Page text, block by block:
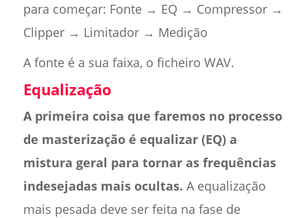
para começar: Fonte → EQ → Compressor →
Clipper → Limitador → Medição
A fonte é a sua faixa, o ficheiro WAV.
Equalização
A primeira coisa que faremos no processo
de masterização é equalizar (EQ) a
mistura geral para tornar as frequências
indesejadas mais ocultas. A equalização
mais pesada deve ser feita na fase de